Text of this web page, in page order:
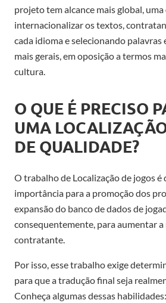
projeto tem alcance mais global, uma
internacionalizar os textos,
cada idioma e selecionando palavras
mais gerais, em oposição a termos
cultura.
O QUE É PRECISO
UMA
DE QUALIDADE?
O trabalho de Localização de jogos é
importância para a promoção dos
expansão do banco de dados de
consequentemente, para aumentar
contratante.
Por isso, esse trabalho exige
para que a tradução final seja
Conheça algumas dessas habilidades: